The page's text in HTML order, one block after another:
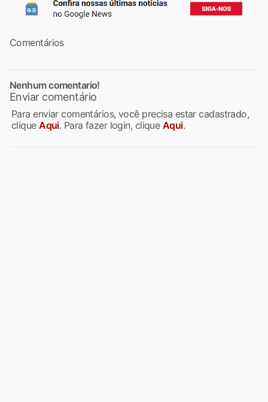
Comentários
Nenhum comentario!
Enviar comentário
Para enviar comentários, você precisa estar cadastrado,
cliqueAqui. Para fazer login, clique Aqui.